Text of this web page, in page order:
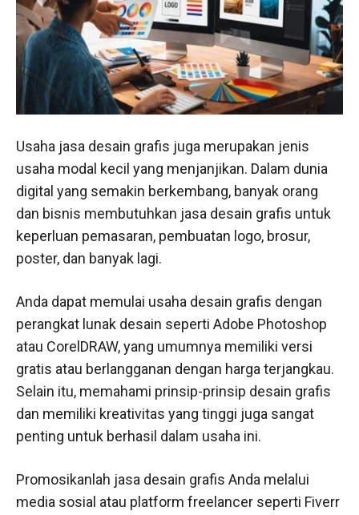
Usaha jasa desain grafis juga merupakan jenis
usaha modal kecil yang menjanjikan. Dalam dunia
digital yang semakin berkembang, banyak orang
dan bisnis membutuhkan jasa desain grafis untuk
keperluan pemasaran, pembuatan logo, brosur,
poster, dan banyak lagi.
Anda dapat memulai usaha desain grafis dengan
perangkat lunak desain seperti Adobe Photoshop
atau CorelDRAW, yang umumnya memiliki versi
gratis atau berlangganan dengan harga terjangkau.
Selain itu, memahami prinsip-prinsip desain grafis
dan memiliki kreativitas yang tinggi juga sangat
penting untuk berhasil dalam usaha ini.
Promosikanlah jasa desain grafis Anda melalui
media sosial atau platform freelancer seperti Fiverr